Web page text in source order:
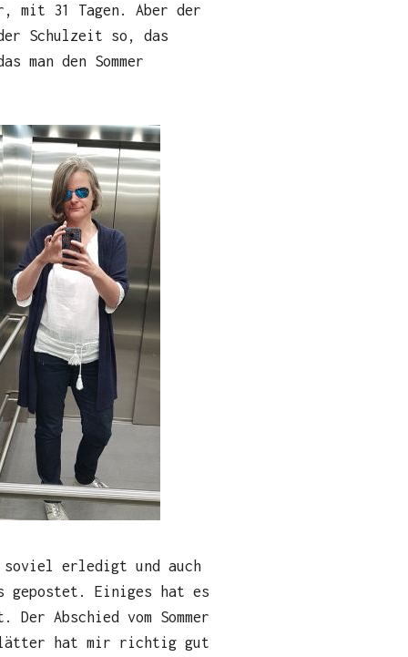
mit 31 Tagen. Aber der
Schulzeit so, das
den Sommer
soviel erledigt und auch
gepostet. Einiges hat es
Abschied vom Sommer
hat mir richtig gut